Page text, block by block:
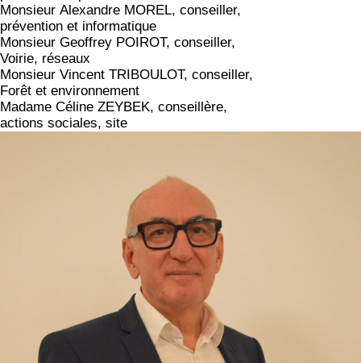
Monsieur Alexandre MOREL, conseiller,
prévention et informatique
Monsieur Geoffrey POIROT, conseiller,
Voirie, réseaux
Monsieur Vincent TRIBOULOT, conseiller,
Forêt et environnement
Madame Céline ZEYBEK, conseillère,
actions sociales, site